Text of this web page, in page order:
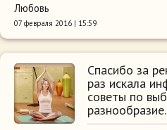
Любовь
07 февраля 2016 | 15:59
Спасибо за
раз искала
советы по
разнообразие.